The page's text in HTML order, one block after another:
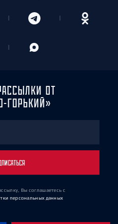
ОТ
ГОРЬКИЙ»
Вы соглашаетесь с
персональных данных